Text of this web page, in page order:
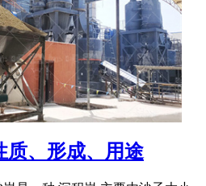
质、形成、用途